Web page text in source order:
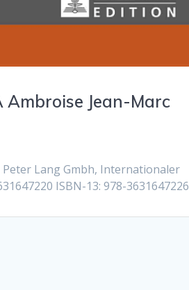
Ambroise Jean-Marc
Peter Lang Gmbh, Internationaler
ISBN-13: 978-3631647226